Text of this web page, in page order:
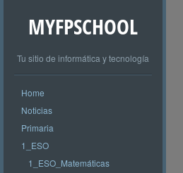
MYFPSCHOOL
Tu sitio de informática y tecnología
Home
Noticias
Primaria
1_ESO
1_ESO_Matemáticas